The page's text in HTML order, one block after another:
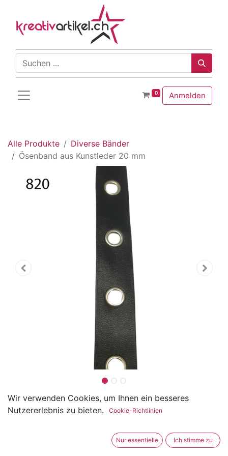
0 Anmelden
Alle Produkte
Diverse Bänder
Ösenband aus Kunstleder 20 mm
Ösenband aus Kunstleder 20
mm
Wir verwenden Cookies, um Ihnen ein besseres
Nutzererlebnis zu bieten.
Cookie-Richtlinien
Nur essentielle Ich stimme zu